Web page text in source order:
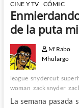
CINE Y TV CÓMIC
de la puta
M'Rabo
Mhulargo
league snydercut
woman zack snyder
La semana pasada